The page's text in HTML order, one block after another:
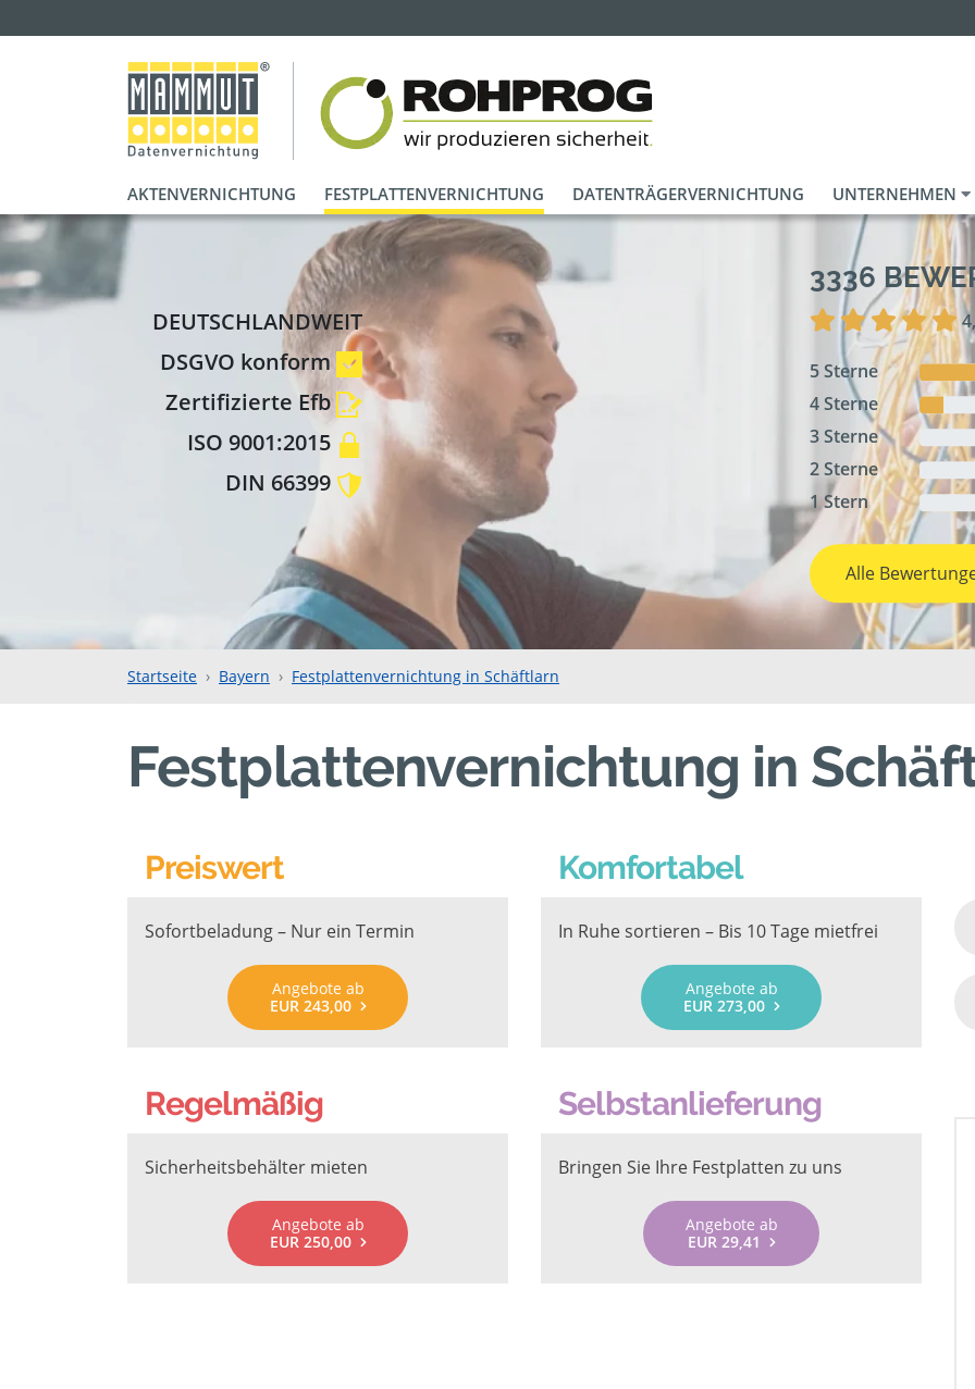
AKTENVERNICHTUNG FESTPLATTENVERNICHTUNG DATENTRÄGERVERNICHTUNG UNTERNEHMEN
DEUTSCHLANDWEIT
DSGVO konform
Zertifizierte Efb
ISO 9001:2015
DIN 66399
3336
5 Sterne
4 Sterne
3 Sterne
2 Sterne
1 Stern
Alle
Startseite Bayern Festplattenvernichtung in Schäftlarn
Festplattenvernichtung in
Preiswert
Sofortbeladung – Nur ein Termin
Angebote ab
EUR 243,00
Komfortabel
In Ruhe sortieren – Bis 10 Tage mietfrei
Angebote ab
EUR 273,00
Regelmäßig
Sicherheitsbehälter mieten
Angebote ab
EUR 250,00
Selbstanlieferung
Bringen Sie Ihre Festplatten zu uns
Angebote ab
EUR 29,41